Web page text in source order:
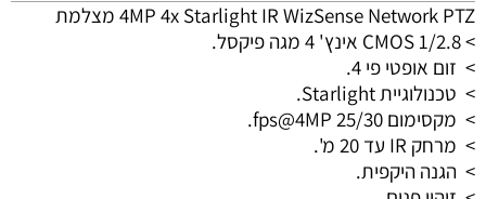
4MP 4x Starlight IR WizSense Network PTZ מצלמת
> CMOS 1/2.8 אינץ' 4 מגה פיקסל.
> זום אופטי פי 4.
> טכנולוגיית Starlight.
> מקסימום 25/30 fps@4MP.
> מרחק IR עד 20 מ'.
> הגנה היקפית.